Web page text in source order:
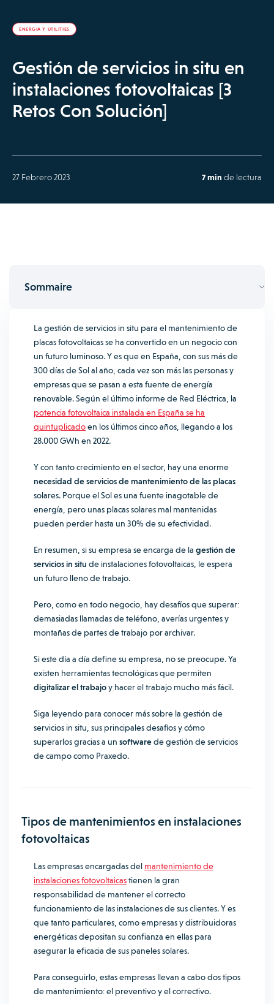
ENERGIA Y UTILITIES
Gestión de servicios in situ en
instalaciones fotovoltaicas [3
Retos Con Solución]
27 Febrero 2023 7 min de lectura
Sommaire
La gestión de servicios in situ para el mantenimiento de
placas fotovoltaicas se ha convertido en un negocio con
un futuro luminoso.Y es que en España, con sus más de
300 días de Sol al año, cada vez son más las personas y
empresas que se pasan a esta fuente de energía
renovable. Según el último informe de Red Eléctrica, la
potencia fotovoltaica instalada en España se ha
quintuplicadoen los últimos cinco años, llegando a los
28.000 GWh en 2022.
Y con tanto crecimiento en el sector, hay una enorme
necesidad de servicios de mantenimiento de las placas
solares. Porque el Sol es una fuente inagotable de
energía, pero unas placas solares mal mantenidas
pueden perder hasta un 30% de su efectividad.
En resumen, si su empresa se encarga de la gestión de
servicios in situ de instalaciones fotovoltaicas, le espera
un futuro lleno de trabajo.
Pero, como en todo negocio, hay desafíos que superar:
demasiadas llamadas de teléfono, averías urgentes y
montañas de partes de trabajo por archivar.
Si este día a día define su empresa, no se preocupe. Ya
existen herramientas tecnológicas que permiten
digitalizar el trabajoy hacer el trabajo mucho más fácil.
Siga leyendo para conocer más sobre la gestión de
servicios in situ, sus principales desafíos y cómo
superarlos gracias a un softwarede gestión de servicios
de campo como Praxedo.
Tipos de mantenimientos en instalaciones
fotovoltaicas
Las empresas encargadas del mantenimiento de
instalaciones fotovoltaicastienen la gran
responsabilidad de mantener el correcto
funcionamiento de las instalaciones de sus clientes. Y es
que tanto particulares, como empresas y distribuidoras
energéticas depositan su confianza en ellas para
asegurar la eficacia de sus paneles solares.
Para conseguirlo, estas empresas llevan a cabo dos tipos
de mantenimiento: el preventivo y el correctivo.